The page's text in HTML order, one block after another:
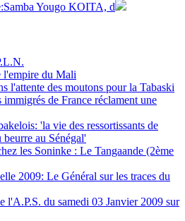
Yougo KOITA, d
l'empire du Mali
l'attente des moutons pour la Tabaski
de France réclament une
'la vie des ressortissants de
au Sénégal'
les Soninke : Le Tangaande (2ème
2009: Le Général sur les traces du
l'A.P.S. du samedi 03 Janvier 2009 sur